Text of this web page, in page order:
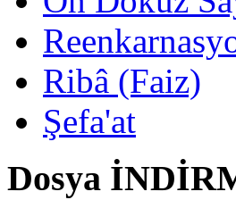
Ribâ (Faiz)
Şefa'at
Dosya